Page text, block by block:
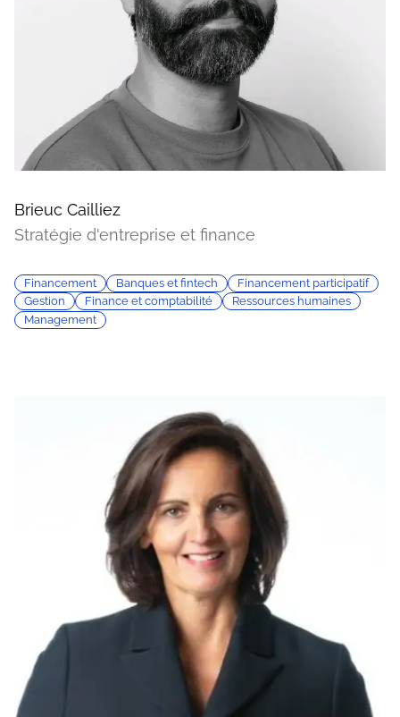
Brieuc Cailliez
Stratégie d'entreprise et finance
Financement Banques et fintech
Financement participatif
Gestion
Finance et comptabilité
Ressources humaines
Management